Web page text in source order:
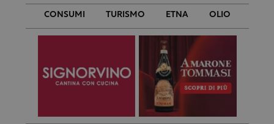
CONSUMI TURISMO ETNA OLIO